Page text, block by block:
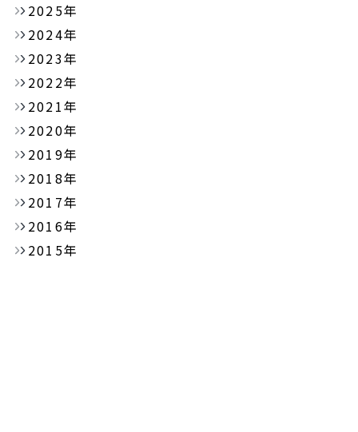
2025年
2024年
2023年
2022年
2021年
2020年
2019年
2018年
2017年
2016年
2015年